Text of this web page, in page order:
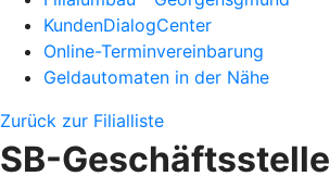
KundenDialogCenter
Online-Terminvereinbarung
Geldautomaten in der Nähe
Zurück zur Filialliste
SB-Geschäftsstelle